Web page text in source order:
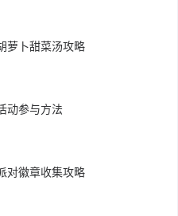
萝卜甜菜汤攻略
动参与方法
对徽章收集攻略